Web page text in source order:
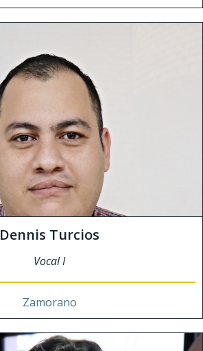
Dennis Turcios
Vocal I
Zamorano